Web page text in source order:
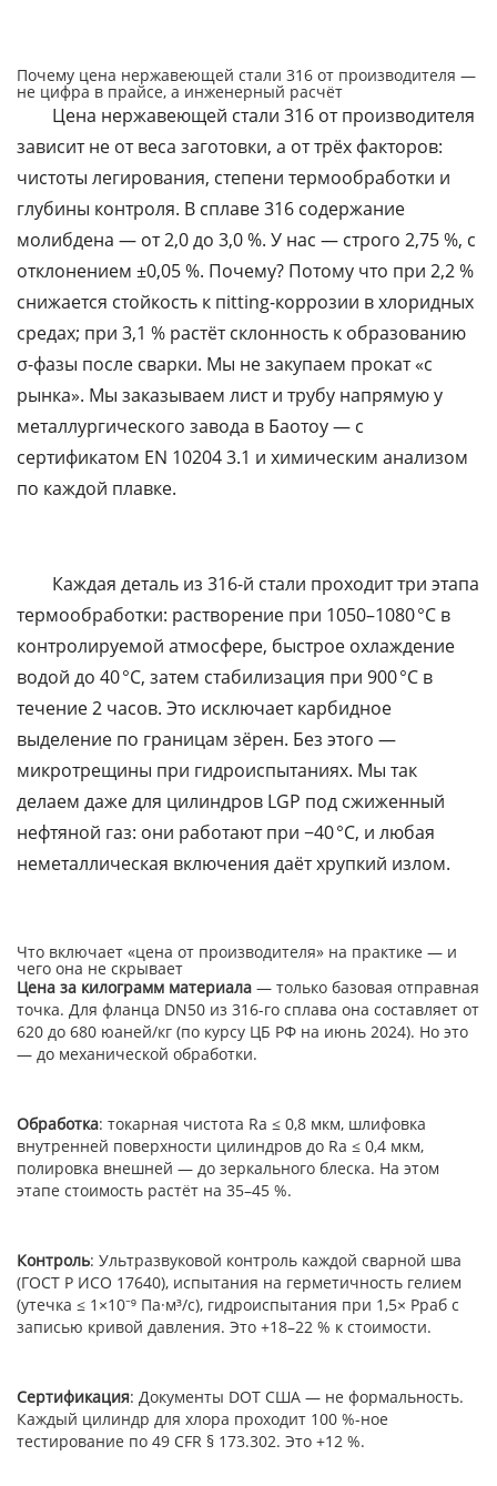
Почему цена нержавеющей стали 316 от производителя —
не цифра в прайсе, а инженерный расчёт
Цена нержавеющей стали 316 от производителя
зависит не от веса заготовки, а от трёх факторов:
чистоты легирования, степени термообработки и
глубины контроля. В сплаве 316 содержание
молибдена — от 2,0 до 3,0 %. У нас — строго 2,75 %, с
отклонением ±0,05 %. Почему? Потому что при 2,2 %
снижается стойкость к пitting-коррозии в хлоридных
средах; при 3,1 % растёт склонность к образованию
σ-фазы после сварки. Мы не закупаем прокат «с
рынка». Мы заказываем лист и трубу напрямую у
металлургического завода в Баотоу — с
сертификатом EN 10204 3.1 и химическим анализом
по каждой плавке.
Каждая деталь из 316-й стали проходит три этапа
термообработки: растворение при 1050–1080 °C в
контролируемой атмосфере, быстрое охлаждение
водой до 40 °C, затем стабилизация при 900 °C в
течение 2 часов. Это исключает карбидное
выделение по границам зёрен. Без этого —
микротрещины при гидроиспытаниях. Мы так
делаем даже для цилиндров LGP под сжиженный
нефтяной газ: они работают при −40 °C, и любая
неметаллическая включения даёт хрупкий излом.
Что включает «цена от производителя» на практике — и
чего она не скрывает
Цена за килограмм материала — только базовая отправная
точка. Для фланца DN50 из 316-го сплава она составляет от
620 до 680 юаней/кг (по курсу ЦБ РФ на июнь 2024). Но это
— до механической обработки.
Обработка: токарная чистота Ra ≤ 0,8 мкм, шлифовка
внутренней поверхности цилиндров до Ra ≤ 0,4 мкм,
полировка внешней — до зеркального блеска. На этом
этапе стоимость растёт на 35–45 %.
Контроль: Ультразвуковой контроль каждой сварной шва
(ГОСТ Р ИСО 17640), испытания на герметичность гелием
(утечка ≤ 1×10⁻⁹ Па·м³/с), гидроиспытания при 1,5× Рраб с
записью кривой давления. Это +18–22 % к стоимости.
Сертификация: Документы DOT США — не формальность.
Каждый цилиндр для хлора проходит 100 %-ное
тестирование по 49 CFR § 173.302. Это +12 %.